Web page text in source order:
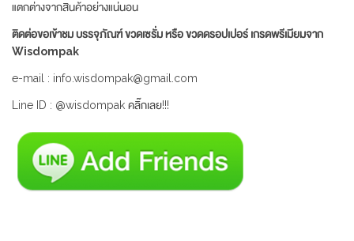
แตกต่างจากสินค้าอย่างแน่นอน
ติดต่อขอเข้าชม บรรจุภัณฑ์ ขวดเซรั่ม หรือ ขวดดรอปเปอร์ เกรดพรีเมียมจาก
Wisdompak
e-mail : info.wisdompak@gmail.com
Line ID : @wisdompak คลิ๊กเลย!!!